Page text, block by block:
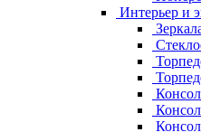
Интерьер и